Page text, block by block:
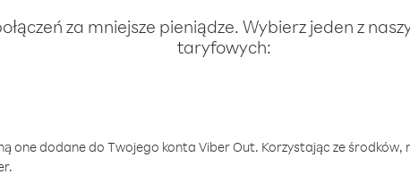
za mniejsze pieniądze. Wybierz jeden z
taryfowych:
one dodane do Twojego konta Viber Out. Korzystając ze środków,